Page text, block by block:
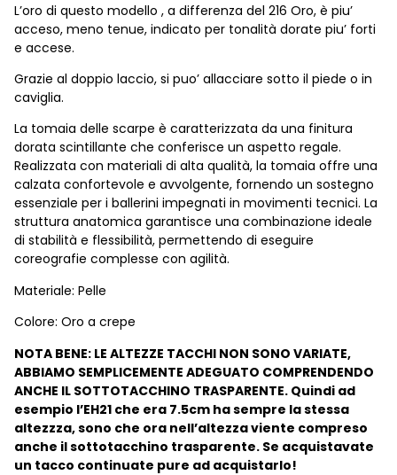
L’oro di questo modello , a differenza del 216 Oro, è piu’
acceso, meno tenue, indicato per tonalità dorate piu’ forti
e accese.
Grazie al doppio laccio, si puo’ allacciare sotto il piede o in
caviglia.
La tomaia delle scarpe è caratterizzata da una finitura
dorata scintillante che conferisce un aspetto regale.
Realizzata con materiali di alta qualità, la tomaia offre una
calzata confortevole e avvolgente, fornendo un sostegno
essenziale per i ballerini impegnati in movimenti tecnici. La
struttura anatomica garantisce una combinazione ideale
di stabilità e flessibilità, permettendo di eseguire
coreografie complesse con agilità.
Materiale: Pelle
Colore: Oro a crepe
NOTA BENE: LE ALTEZZE TACCHI NON SONO VARIATE,
ABBIAMO SEMPLICEMENTE ADEGUATO COMPRENDENDO
ANCHE IL SOTTOTACCHINO TRASPARENTE. Quindi ad
esempio l’EH21 che era 7.5cm ha sempre la stessa
altezzza, sono che ora nell’altezza viente compreso
anche il sottotacchino trasparente. Se acquistavate
un tacco continuate pure ad acquistarlo!